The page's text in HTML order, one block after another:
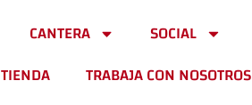
CANTERA SOCIAL
TIENDA
TRABAJA CON NOSOTROS